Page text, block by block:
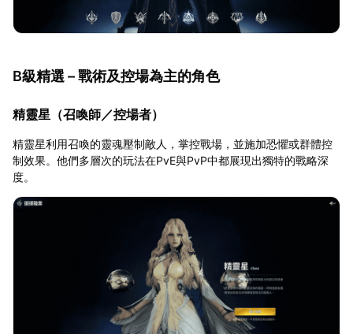
B級精選 – 戰術及控場為主的角色
精靈星（召喚師／控場者）
精靈星利用召喚的靈魂壓制敵人，掌控戰場，並施加恐懼或群體控
制效果。他們多層次的玩法在PvE與PvP中都展現出獨特的戰略深
度。